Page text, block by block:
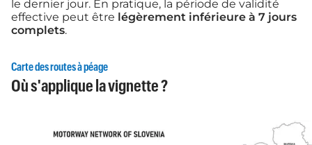
le dernier jour. En pratique, la période de validité
effective peut être légèrement inférieure à 7 jours
complets.
Carte des routes à péage
Où s'applique la vignette ?